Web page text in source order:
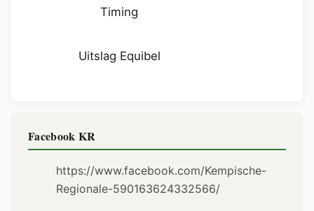
Timing
Uitslag Equibel
Facebook KR
https://www.facebook.com/Kempische-
Regionale-590163624332566/